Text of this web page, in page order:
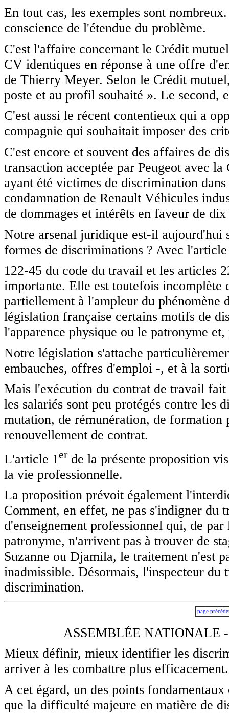
En tout cas, les exemples sont
conscience de l'étendue du problème.
C'est l'affaire concernant le Crédit
CV identiques en réponse à une offre
de Thierry Meyer. Selon le Crédit
poste et au profil souhaité ». Le second,
C'est aussi le récent contentieux qui a
compagnie qui souhaitait imposer des
C'est encore et souvent des affaires de
transaction acceptée par Peugeot avec
ayant été victimes de discrimination
condamnation de Renault Véhicules
de dommages et intérêts en faveur de
Notre arsenal juridique est-il aujourd'hui
formes de discriminations ? Avec
122-45 du code du travail et les articles
importante. Elle est toutefois incomplète
partiellement à l'ampleur du
législation française certains motifs de
l'apparence physique ou le patronyme
Notre législation s'attache
embauches, offres d'emploi -, et à la
Mais l'exécution du contrat de travail
les salariés sont peu protégés contre les
mutation, de rémunération, de formation
renouvellement de contrat.
L'article 1erde la présente proposition
la vie professionnelle.
La proposition prévoit également
Comment, en effet, ne pas s'indigner du
d'enseignement professionnel qui, de
patronyme, n'arrivent pas à trouver de
Suzanne ou Djamila, le traitement n'est
inadmissible. Désormais, l'inspecteur
discrimination.
page
ASSEMBLÉE NATIONALE
Mieux définir, mieux identifier les
arriver à les combattre plus efficacement.
A cet égard, un des points
que la difficulté majeure en matière de